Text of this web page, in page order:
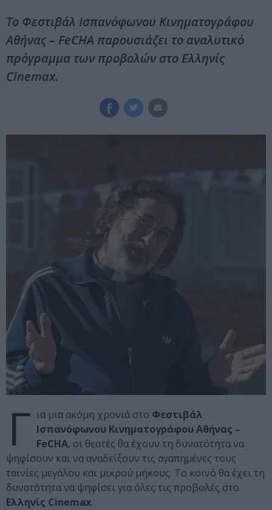
Το Φεστιβάλ Ισπανόφωνου Κινηματογράφου
Αθήνας – FeCHA παρουσιάζει το αναλυτικό
πρόγραμμα των προβολών στο Ελληνίς
Cinemax.
Γ ια μια ακόμη χρονιά στο Φεστιβάλ
Ισπανόφωνου Κινηματογράφου Αθήνας –
FeCHA, οι θεατές θα έχουν τη δυνατότητα να
ψηφίσουν και να αναδείξουν τις αγαπημένες τους
ταινίες μεγάλου και μικρού μήκους. Το κοινό θα έχει τη
δυνατότητα να ψηφίσει για όλες τις προβολές στο
Ελληνίς Cinemax.